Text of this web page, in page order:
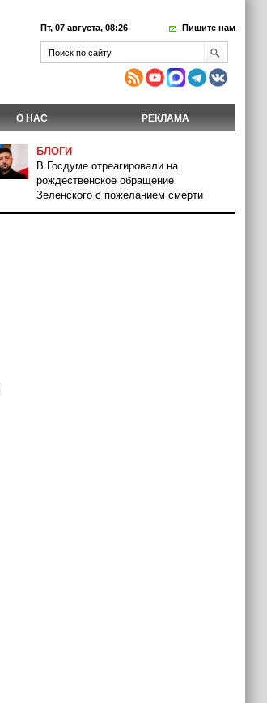
Пт, 07 августа, 08:26 Пишите нам
О НАС РЕКЛАМА
БЛОГИ
В Госдуме отреагировали на
рождественское обращение
Зеленского с пожеланием смерти